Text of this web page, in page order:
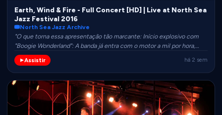
Earth, Wind & Fire - Full Concert [HD] | Live at North Sea
Jazz Festival 2016
North Sea Jazz Archive
"O que torna essa apresentação tão marcante: Início explosivo com
"Boogie Wonderland": A banda já entra com o motor a mil por hora,
estabelecendo o tom do show logo nos primeiros segundos. A energia
de Verdine White: O trabalho de baixo e a movimentação dele no
palco mostram por que ele é um dos baixistas mais icônicos da
história do soul/funk."
Assistir há 2 sem